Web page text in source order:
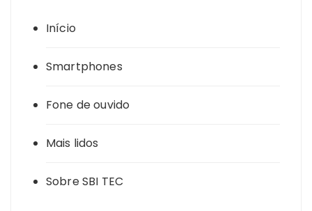
Início
Smartphones
Fone de ouvido
Mais lidos
Sobre SBI TEC